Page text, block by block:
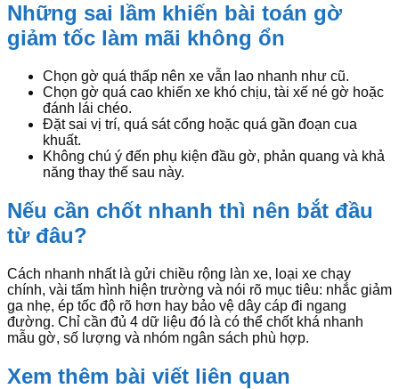
Những sai lầm khiến bài toán gờ
giảm tốc làm mãi không ổn
Chọn gờ quá thấp nên xe vẫn lao nhanh như cũ.
Chọn gờ quá cao khiến xe khó chịu, tài xế né gờ hoặc
đánh lái chéo.
Đặt sai vị trí, quá sát cổng hoặc quá gần đoạn cua
khuất.
Không chú ý đến phụ kiện đầu gờ, phản quang và khả
năng thay thế sau này.
Nếu cần chốt nhanh thì nên bắt đầu
từ đâu?
Cách nhanh nhất là gửi chiều rộng làn xe, loại xe chạy
chính, vài tấm hình hiện trường và nói rõ mục tiêu: nhắc giảm
ga nhẹ, ép tốc độ rõ hơn hay bảo vệ dây cáp đi ngang
đường. Chỉ cần đủ 4 dữ liệu đó là có thể chốt khá nhanh
mẫu gờ, số lượng và nhóm ngân sách phù hợp.
Xem thêm bài viết liên quan